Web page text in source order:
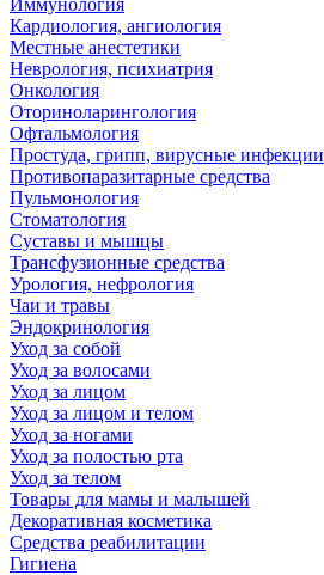
Иммунология
Кардиология, ангиология
Местные анестетики
Неврология, психиатрия
Онкология
Оториноларингология
Офтальмология
Простуда, грипп, вирусные инфекции
Противопаразитарные средства
Пульмонология
Стоматология
Суставы и мышцы
Трансфузионные средства
Урология, нефрология
Чаи и травы
Эндокринология
Уход за собой
Уход за волосами
Уход за лицом
Уход за лицом и телом
Уход за ногами
Уход за полостью рта
Уход за телом
Товары для мамы и малышей
Декоративная косметика
Средства реабилитации
Гигиена